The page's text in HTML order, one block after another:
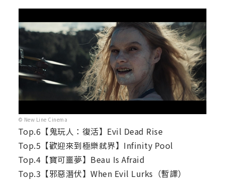
© New Line Cinema
Top.6【鬼玩人：復活】Evil Dead Rise
Top.5【歡迎來到極樂弒界】Infinity Pool
Top.4【寶可噩夢】Beau Is Afraid
Top.3【邪惡潛伏】When Evil Lurks（暫譯）